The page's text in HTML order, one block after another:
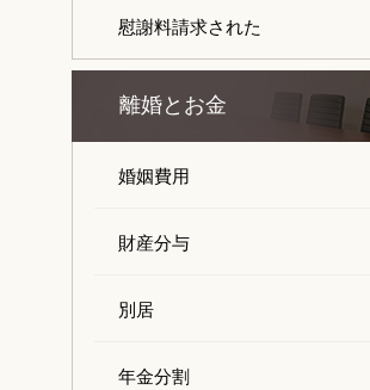
慰謝料請求された
離婚とお金
婚姻費用
財産分与
別居
年金分割